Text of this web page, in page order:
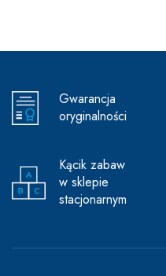
Gwarancja
oryginalności
Kącik zabaw
w sklepie
stacjonarnym